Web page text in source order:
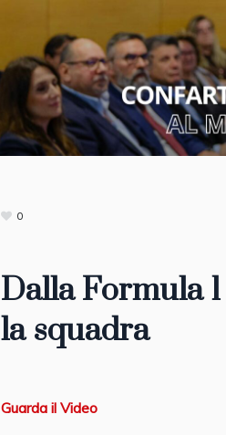
0
Dalla Formula
la squadra
Guarda il Video